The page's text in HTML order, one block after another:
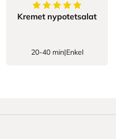
stjerner
5av5stjerner
Kremet nypotetsalat
20-40 min|Enkel